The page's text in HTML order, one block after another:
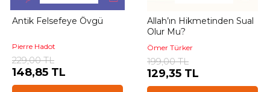
Antik Felsefeye Övgü
Pierre Hadot
229,00 TL
148,85 TL
Allah’ın Hikmetinden Sual
Olur Mu?
Ömer Türker
199,00 TL
129,35 TL